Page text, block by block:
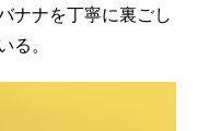
ナナを丁寧に裏ごし
。